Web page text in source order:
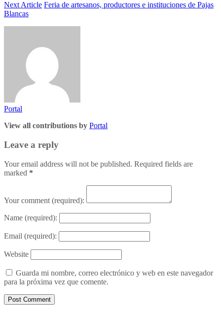
Next Article Feria de artesanos, productores e instituciones de Pajas
Blancas
Portal
View all contributions by Portal
Leave a reply
Your email address will not be published. Required fields are
marked *
Your comment (required):
Name (required):
Email (required):
Website
Guarda mi nombre, correo electrónico y web en este navegador
para la próxima vez que comente.